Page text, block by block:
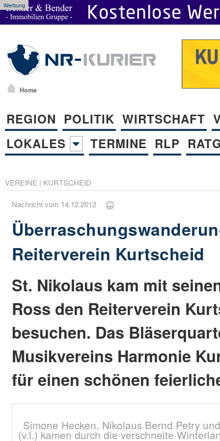
Werbung
Home
REGION POLITIK WIRTSCHAFT
LOKALES
TERMINE RLP
VEREINE | KURTSCHEID
Nachricht vom 14.12.2012
Reiterverein Kurtscheid
St. Nikolaus kam mit
Ross den Reiterverein
besuchen. Das
Musikvereins Harmonie
für einen schönen
Simone Hecken, Nikolaus Bernd Petry
(v.l.) kamen durch die verschneite